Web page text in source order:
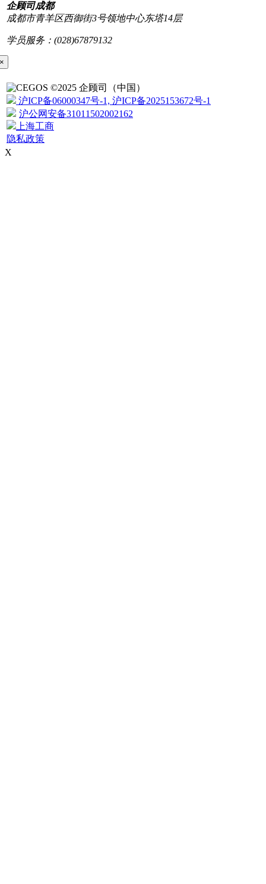
企顾司成都
成都市青羊区西御街3号领地中心东塔14层
学员服务：(028)67879132
©2025 企顾司（中国）
沪ICP备06000347号-1, 沪ICP备2025153672号-1
沪公网安备31011502002162
上海工商
隐私政策
X